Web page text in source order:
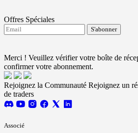
Offres Spéciales
S'abonner
Merci ! Veuillez vérifier votre boîte de
confirmer votre abonnement.
Rejoignez la Communauté Rejoignez un
de traders
Associé